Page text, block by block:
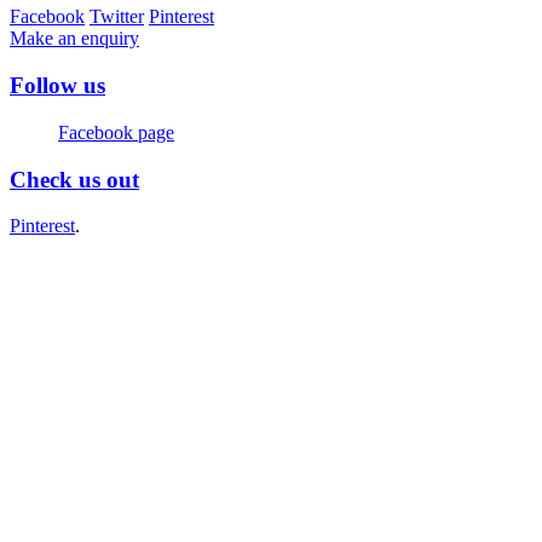
Facebook Twitter Pinterest
Make an enquiry
Follow us
Facebook page
Check us out
Pinterest.